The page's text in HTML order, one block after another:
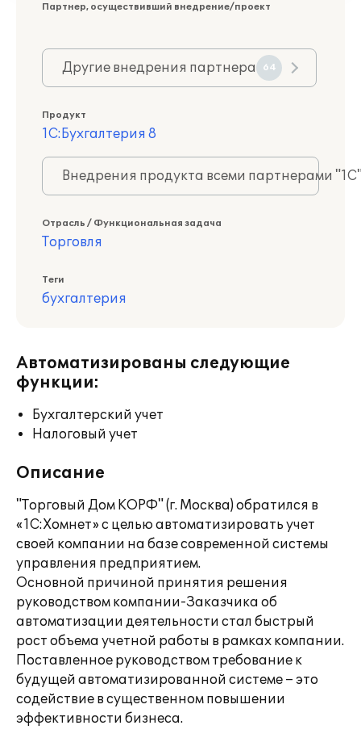
Партнер, осуществивший внедрение/проект
Другие внедрения партнера 64
Продукт
1С:Бухгалтерия 8
Внедрения продукта всеми партнерами
Отрасль / Функциональная задача
Торговля
Теги
бухгалтерия
Автоматизированы следующие
функции:
Бухгалтерский учет
Налоговый учет
Описание
"Торговый Дом КОРФ" (г. Москва) обратился в
«1С:Хомнет» с целью автоматизировать учет
своей компании на базе современной системы
управления предприятием.
Основной причиной принятия решения
руководством компании-Заказчика об
автоматизации деятельности стал быстрый
рост объема учетной работы в рамках компании.
Поставленное руководством требование к
будущей автоматизированной системе – это
содействие в существенном повышении
эффективности бизнеса.